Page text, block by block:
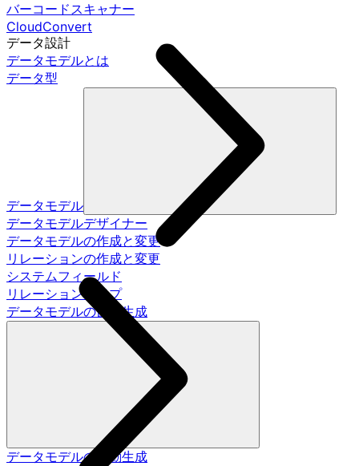
バーコードスキャナー
CloudConvert
データ設計
データモデルとは
データ型
データモデル
データモデルデザイナー
データモデルの作成と変更
リレーションの作成と変更
システムフィールド
リレーションタイプ
データモデルの自動生成
データモデルの自動生成